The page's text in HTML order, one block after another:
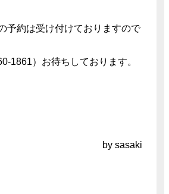
予約は受け付けておりますので
1861）お待ちしております。
by sasaki